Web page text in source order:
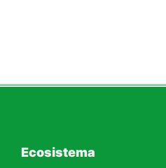
Ecosistema